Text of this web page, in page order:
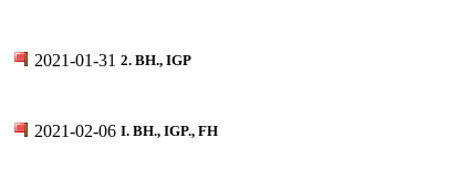
2021-01-31 2. BH., IGP
2021-02-06 I. BH., IGP., FH